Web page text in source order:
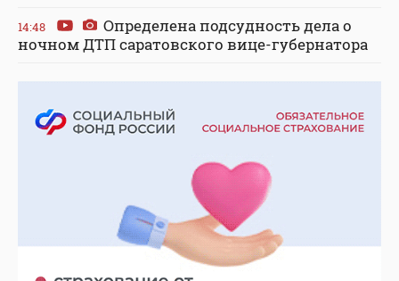
14:48
Определена подсудность дела о
ночном ДТП саратовского вице-губернатора